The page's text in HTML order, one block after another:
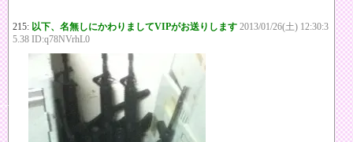
215: 以下、名無しにかわりましてVIPがお送りします 2013/01/26(土) 12:30:3
5.38 ID:q78NVrhL0
***